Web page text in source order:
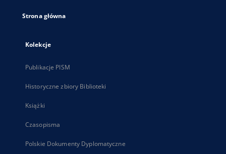
Strona główna
Kolekcje
Publikacje PISM
Historyczne zbiory Biblioteki
Książki
Czasopisma
Polskie Dokumenty Dyplomatyczne